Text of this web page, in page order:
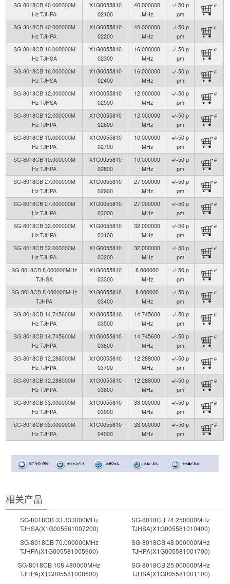
SG-8018CB 40.000000M
Hz TJHPA
X1G0055810
02100
40.000000
MHz
+/-50 p
pm
SG-8018CB 40.000000M
Hz TJHPA
X1G0055810
02200
40.000000
MHz
+/-50 p
pm
SG-8018CB 16.000000M
Hz TJHSA
X1G0055810
02300
16.000000
MHz
+/-50 p
pm
SG-8018CB 16.000000M
Hz TJHSA
X1G0055810
02400
16.000000
MHz
+/-50 p
pm
SG-8018CB 12.000000M
Hz TJHSA
X1G0055810
02500
12.000000
MHz
+/-50 p
pm
SG-8018CB 12.000000M
Hz TJHPA
X1G0055810
02600
12.000000
MHz
+/-50 p
pm
SG-8018CB 10.000000M
Hz TJHPA
X1G0055810
02700
10.000000
MHz
+/-50 p
pm
SG-8018CB 10.000000M
Hz TJHPA
X1G0055810
02800
10.000000
MHz
+/-50 p
pm
SG-8018CB 27.000000M
Hz TJHPA
X1G0055810
02900
27.000000
MHz
+/-50 p
pm
SG-8018CB 27.000000M
Hz TJHPA
X1G0055810
03000
27.000000
MHz
+/-50 p
pm
SG-8018CB 32.000000M
Hz TJHPA
X1G0055810
03100
32.000000
MHz
+/-50 p
pm
SG-8018CB 32.000000M
Hz TJHPA
X1G0055810
03200
32.000000
MHz
+/-50 p
pm
SG-8018CB 8.000000MHz
TJHSA
X1G0055810
03300
8.000000
MHz
+/-50 p
pm
SG-8018CB 8.000000MHz
TJHPA
X1G0055810
03400
8.000000
MHz
+/-50 p
pm
SG-8018CB 14.745600M
Hz TJHPA
X1G0055810
03500
14.745600
MHz
+/-50 p
pm
SG-8018CB 14.745600M
Hz TJHPA
X1G0055810
03600
14.745600
MHz
+/-50 p
pm
SG-8018CB 12.288000M
Hz TJHPA
X1G0055810
03700
12.288000
MHz
+/-50 p
pm
SG-8018CB 12.288000M
Hz TJHPA
X1G0055810
03800
12.288000
MHz
+/-50 p
pm
SG-8018CB 33.000000M
Hz TJHPA
X1G0055810
03900
33.000000
MHz
+/-50 p
pm
SG-8018CB 33.000000M
Hz TJHPA
X1G0055810
04000
33.000000
MHz
+/-50 p
pm
相关产品
SG-8018CB 33.333000MHz
TJHSA(X1G005581007200)
SG-8018CB 74.250000MHz
TJHSA(X1G005581010400)
SG-8018CB 70.000000MHz
TJHPA(X1G005581005900)
SG-8018CB 48.000000MHz
TJHPA(X1G005581001700)
SG-8018CB 108.480000MHz
TJHPA(X1G005581008600)
SG-8018CB 25.000000MHz
TJHSA(X1G005581001100)